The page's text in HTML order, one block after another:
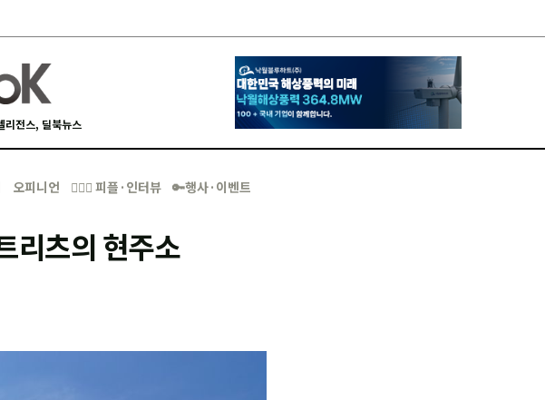
리전스, 딜북뉴스
오피니언 🙋🏻‍♂️ 피플·인터뷰 🔑행사·이벤트
리츠의 현주소